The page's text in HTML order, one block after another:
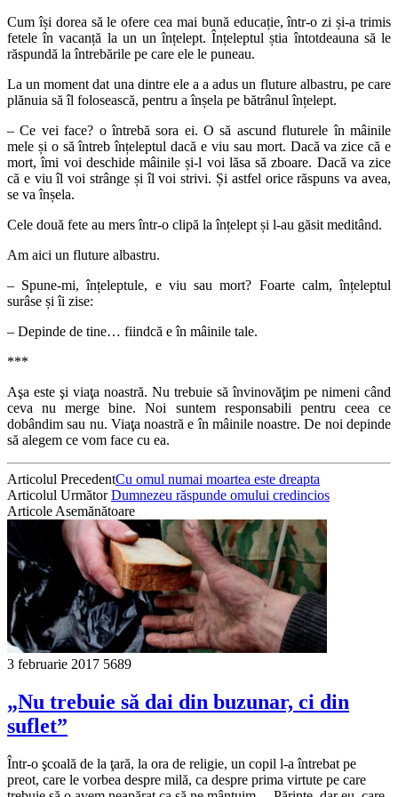
Cum își dorea să le ofere cea mai bună educație, într-o zi și-a trimis
fetele în vacanță la un un înțelept. Înțeleptul știa întotdeauna să le
răspundă la întrebările pe care ele le puneau.
La un moment dat una dintre ele a a adus un fluture albastru, pe care
plănuia să îl folosească, pentru a înșela pe bătrânul înțelept.
– Ce vei face? o întrebă sora ei. O să ascund fluturele în mâinile
mele și o să întreb înțeleptul dacă e viu sau mort. Dacă va zice că e
mort, îmi voi deschide mâinile și-l voi lăsa să zboare. Dacă va zice
că e viu îl voi strânge și îl voi strivi. Și astfel orice răspuns va avea,
se va înșela.
Cele două fete au mers într-o clipă la înțelept și l-au găsit meditând.
Am aici un fluture albastru.
– Spune-mi, înțeleptule, e viu sau mort? Foarte calm, înțeleptul
surâse și îi zise:
– Depinde de tine… fiindcă e în mâinile tale.
***
Aşa este şi viaţa noastră. Nu trebuie să învinovăţim pe nimeni când
ceva nu merge bine. Noi suntem responsabili pentru ceea ce
dobândim sau nu. Viaţa noastră e în mâinile noastre. De noi depinde
să alegem ce vom face cu ea.
Articolul PrecedentCu omul numai moartea este dreapta
Articolul UrmătorDumnezeu răspunde omului credincios
Articole Asemănătoare
3 februarie 2017 5689
„Nu trebuie să dai din buzunar, ci din
suflet”
Într-o şcoală de la ţară, la ora de religie, un copil l-a întrebat pe
preot, care le vorbea despre milă, ca despre prima virtute pe care